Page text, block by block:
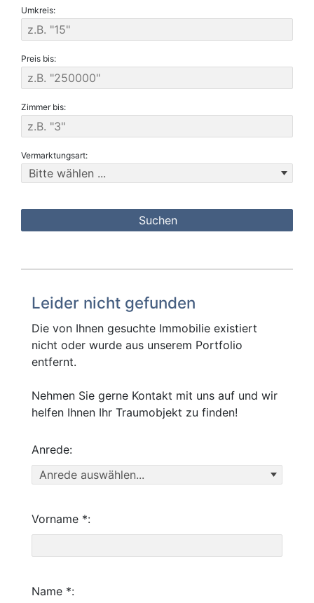
Umkreis:
Preis bis:
Zimmer bis:
Vermarktungsart:
Leider nicht gefunden
Die von Ihnen gesuchte Immobilie existiert
nicht oder wurde aus unserem Portfolio
entfernt.
Nehmen Sie gerne Kontakt mit uns auf und wir
helfen Ihnen Ihr Traumobjekt zu finden!
Anrede:
Vorname *:
Name *: